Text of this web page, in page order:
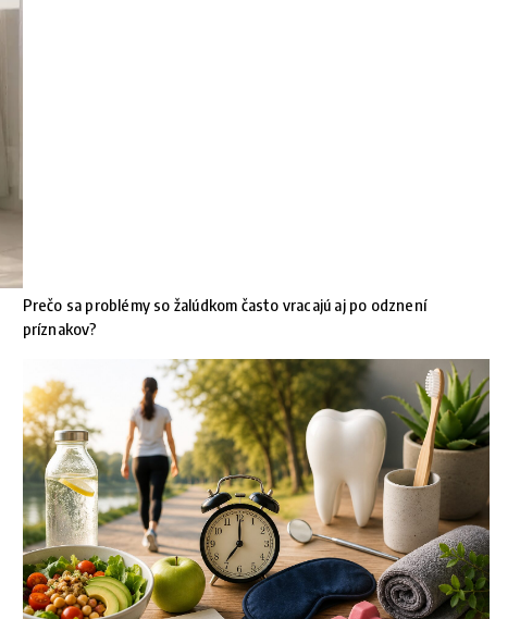
Prečo sa problémy so žalúdkom často vracajú aj po odznení
príznakov?